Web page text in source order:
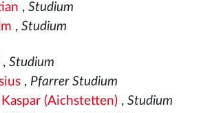
, Studium
, Studium
, Studium
, Pfarrer Studium
(Aichstetten), Studium